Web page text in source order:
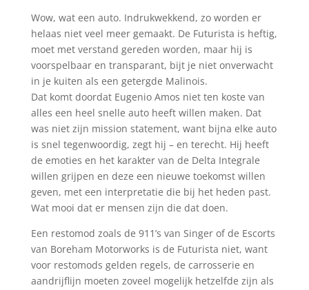
Wow, wat een auto. Indrukwekkend, zo worden er
helaas niet veel meer gemaakt. De Futurista is heftig,
moet met verstand gereden worden, maar hij is
voorspelbaar en transparant, bijt je niet onverwacht
in je kuiten als een getergde Malinois.
Dat komt doordat Eugenio Amos niet ten koste van
alles een heel snelle auto heeft willen maken. Dat
was niet zijn mission statement, want bijna elke auto
is snel tegenwoordig, zegt hij – en terecht. Hij heeft
de emoties en het karakter van de Delta Integrale
willen grijpen en deze een nieuwe toekomst willen
geven, met een interpretatie die bij het heden past.
Wat mooi dat er mensen zijn die dat doen.
Een restomod zoals de 911’s van Singer of de Escorts
van Boreham Motorworks is de Futurista niet, want
voor restomods gelden regels, de carrosserie en
aandrijflijn moeten zoveel mogelijk hetzelfde zijn als